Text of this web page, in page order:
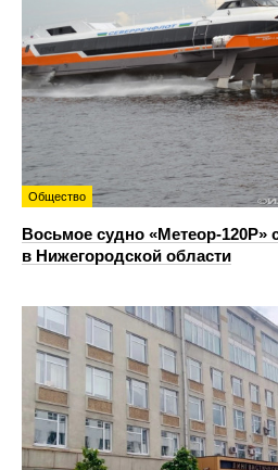
Общество
Восьмое судно «Метеор-120Р»
в Нижегородской области